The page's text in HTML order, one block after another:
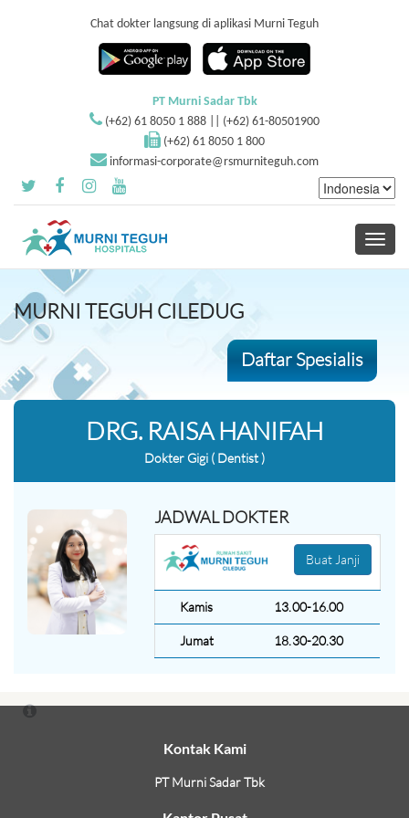
Chat dokter langsung di aplikasi Murni Teguh
PT Murni Sadar Tbk
(+62) 61 8050 1 888 || (+62) 61-80501900
(+62) 61 8050 1 800
informasi-corporate@rsmurniteguh.com
Toggle
MURNI TEGUH CILEDUG
Daftar Spesialis
DRG. RAISA HANIFAH
Dokter Gigi ( Dentist )
JADWAL DOKTER
Buat Janji
Kamis 13.00-16.00
Jumat 18.30-20.30
Kontak Kami
PT Murni Sadar Tbk